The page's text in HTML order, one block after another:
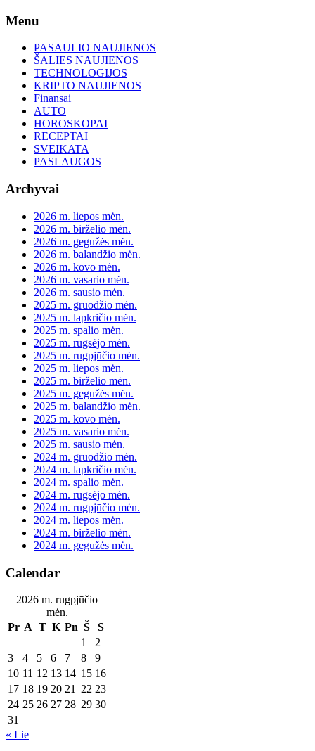
Skip
content
Menu
PASAULIO NAUJIENOS
ŠALIES NAUJIENOS
TECHNOLOGIJOS
KRIPTO NAUJIENOS
Finansai
AUTO
HOROSKOPAI
RECEPTAI
SVEIKATA
PASLAUGOS
Archyvai
2026 m. liepos mėn.
2026 m. birželio mėn.
2026 m. gegužės mėn.
2026 m. balandžio mėn.
2026 m. kovo mėn.
2026 m. vasario mėn.
2026 m. sausio mėn.
2025 m. gruodžio mėn.
2025 m. lapkričio mėn.
2025 m. spalio mėn.
2025 m. rugsėjo mėn.
2025 m. rugpjūčio mėn.
2025 m. liepos mėn.
2025 m. birželio mėn.
2025 m. gegužės mėn.
2025 m. balandžio mėn.
2025 m. kovo mėn.
2025 m. vasario mėn.
2025 m. sausio mėn.
2024 m. gruodžio mėn.
2024 m. lapkričio mėn.
2024 m. spalio mėn.
2024 m. rugsėjo mėn.
2024 m. rugpjūčio mėn.
2024 m. liepos mėn.
2024 m. birželio mėn.
2024 m. gegužės mėn.
Calendar
2026 m. rugpjūčio
mėn.
Pr A T K Pn Š
S
1
2
3
4 5 6 7 8
9
10 11 12 13 14 15 16
17 18 19 20 21 22 23
24 25 26 27 28 29 30
31
« Lie